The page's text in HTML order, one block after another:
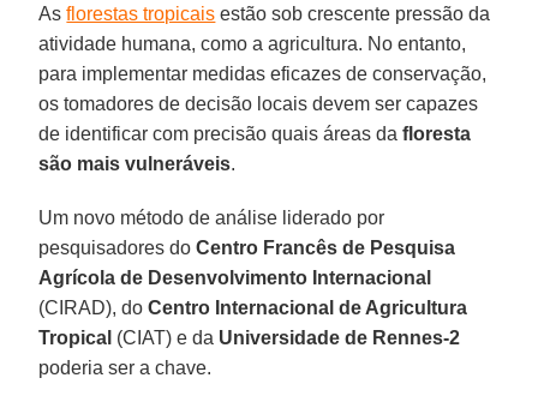
Asflorestas tropicais estão sob crescente pressão da
atividade humana, como a agricultura. No entanto,
para implementar medidas eficazes de conservação,
os tomadores de decisão locais devem ser capazes
de identificar com precisão quais áreas dafloresta
são mais vulneráveis.
Um novo método de análise liderado por
pesquisadores doCentro Francês de Pesquisa
Agrícola de Desenvolvimento Internacional
(CIRAD), doCentro Internacional de Agricultura
Tropical (CIAT) e da Universidade de Rennes-2
poderia ser a chave.